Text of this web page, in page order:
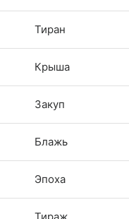
Тиран
Крыша
Закуп
Блажь
Эпоха